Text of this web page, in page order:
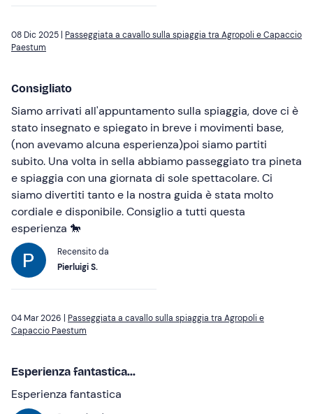
08 Dic 2025 | Passeggiata a cavallo sulla spiaggia tra Agropoli e Capaccio
Paestum
Consigliato
Siamo arrivati all'appuntamento sulla spiaggia, dove ci è
stato insegnato e spiegato in breve i movimenti base,
(non avevamo alcuna esperienza)poi siamo partiti
subito. Una volta in sella abbiamo passeggiato tra pineta
e spiaggia con una giornata di sole spettacolare. Ci
siamo divertiti tanto e la nostra guida è stata molto
cordiale e disponibile. Consiglio a tutti questa
esperienza 🐎
Recensito da
Pierluigi S.
04 Mar 2026 | Passeggiata a cavallo sulla spiaggia tra Agropoli e
Capaccio Paestum
Esperienza fantastica...
Esperienza fantastica